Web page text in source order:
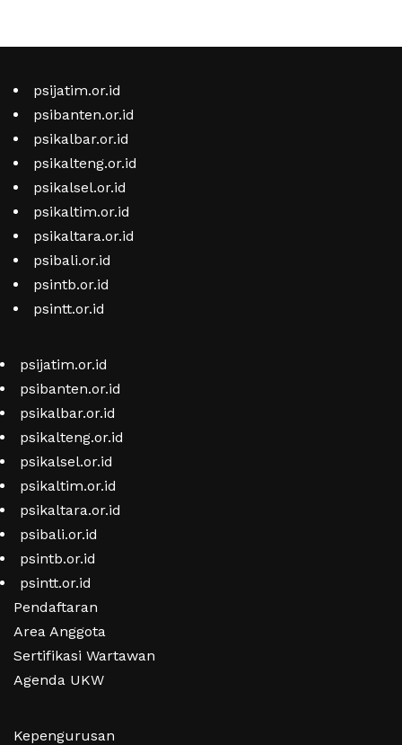
psijatim.or.id
psibanten.or.id
psikalbar.or.id
psikalteng.or.id
psikalsel.or.id
psikaltim.or.id
psikaltara.or.id
psibali.or.id
psintb.or.id
psintt.or.id
psijatim.or.id
psibanten.or.id
psikalbar.or.id
psikalteng.or.id
psikalsel.or.id
psikaltim.or.id
psikaltara.or.id
psibali.or.id
psintb.or.id
psintt.or.id
Pendaftaran
Area Anggota
Sertifikasi Wartawan
Agenda UKW
Kepengurusan